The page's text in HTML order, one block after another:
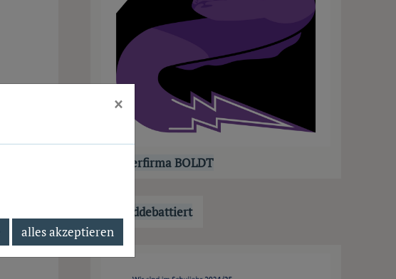
Schülerfirma BOLDT
Jugenddebattiert
×
alles akzeptieren